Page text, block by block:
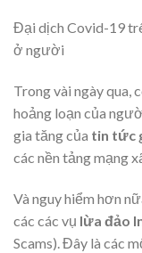
Đại dịch Covid-19
ở người
Trong vài ngày qua,
hoảng loạn của
gia tăng của tin tức
các nền tảng mạng
Và nguy hiểm hơn
các các vụ lừa đảo
Scams). Đây là các